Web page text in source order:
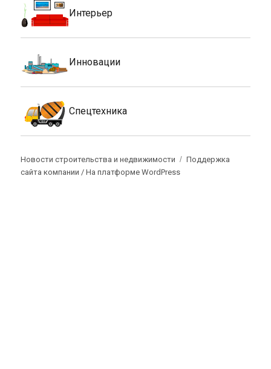
Интерьер
Инновации
Спецтехника
Новости строительства и недвижимости
Поддержка
сайта компании /На платформе WordPress